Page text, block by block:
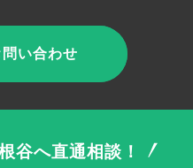
い合わせ
谷へ直通相談！